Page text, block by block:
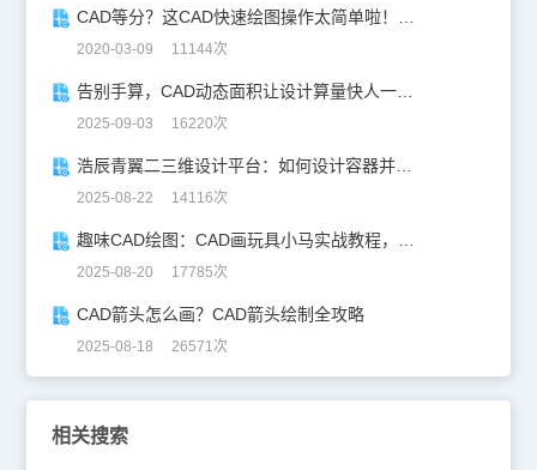
CAD等分？这CAD快速绘图操作太简单啦！！不信来看……
2020-03-09 11144次
告别手算，CAD动态面积让设计算量快人一步！
2025-09-03 16220次
浩辰青翼二三维设计平台：如何设计容器并计算其体积
2025-08-22 14116次
趣味CAD绘图：CAD画玩具小马实战教程，附详细步骤与技巧！
2025-08-20 17785次
CAD箭头怎么画？CAD箭头绘制全攻略
2025-08-18 26571次
相关搜索